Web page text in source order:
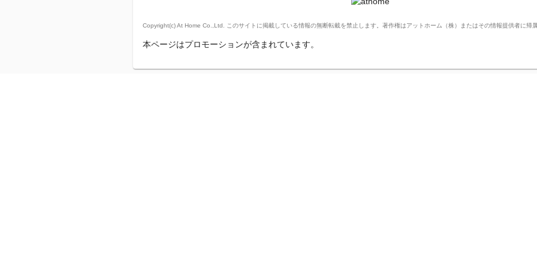
Copyright(c) At Home Co.,Ltd. このサイトに掲載している情報の無断転載を禁止します。著作権はアットホーム（株）またはその情報提供者に帰属
本ページはプロモーションが含まれています。